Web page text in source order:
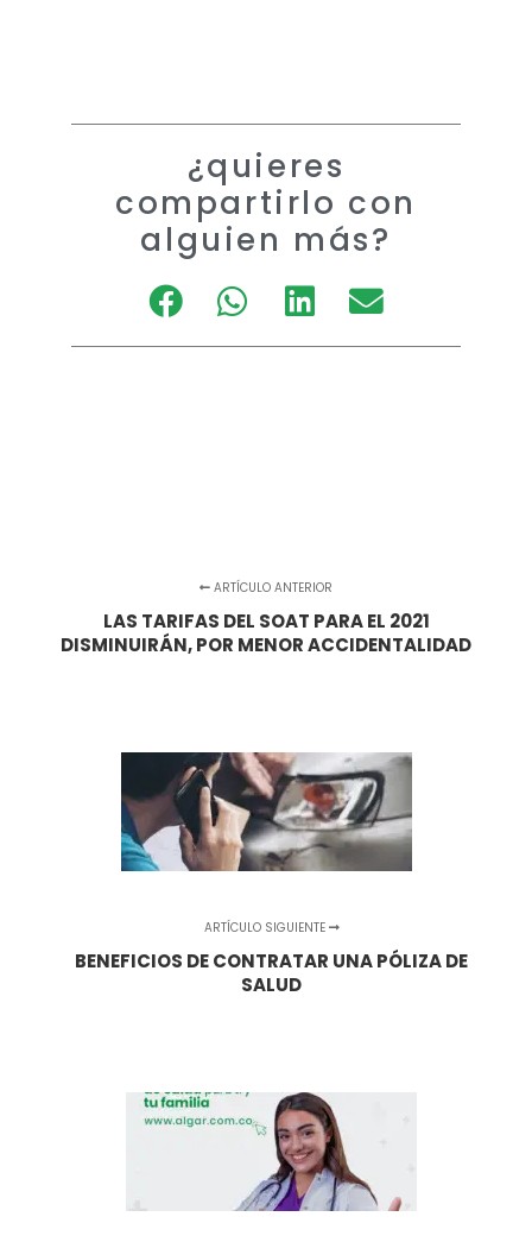
¿quieres
compartirlo con
alguien más?
ARTÍCULO ANTERIOR
LAS TARIFAS DEL SOAT PARA EL 2021
DISMINUIRÁN, POR MENOR ACCIDENTALIDAD
ARTÍCULO SIGUIENTE
BENEFICIOS DE CONTRATAR UNA PÓLIZA DE
SALUD